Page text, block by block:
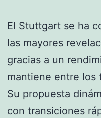
El Stuttgart se ha
las mayores
gracias a un
mantiene entre los
Su propuesta
con transiciones